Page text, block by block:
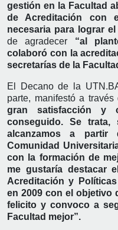
gestión en la Facultad
de Acreditación con
necesaria para lograr
de agradecer “al
colaboró con la
secretarías de la
El Decano de la
parte, manifestó a
gran satisfacción y
conseguido. Se
alcanzamos a
Comunidad
con la formación de
me gustaría destacar
Acreditación y
en 2009 con el objetivo
felicito y convoco a
Facultad mejor”.